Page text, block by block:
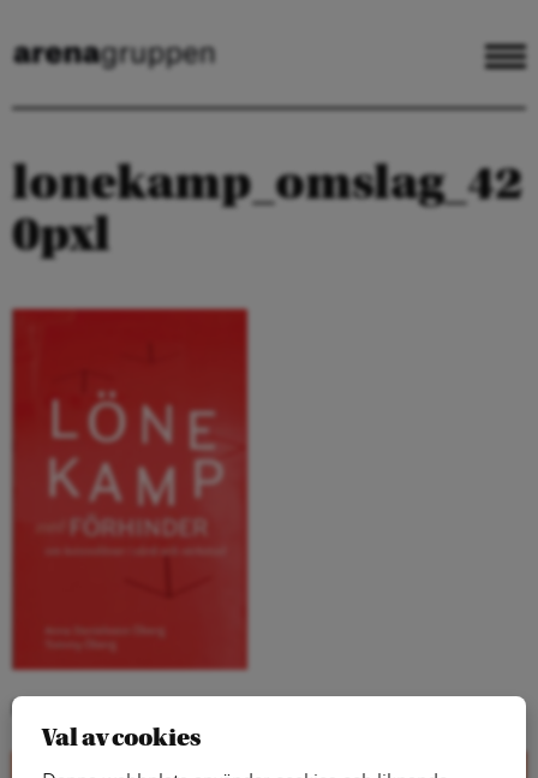
lonekamp_omslag_42
0pxl
Kategorier:
Val av cookies